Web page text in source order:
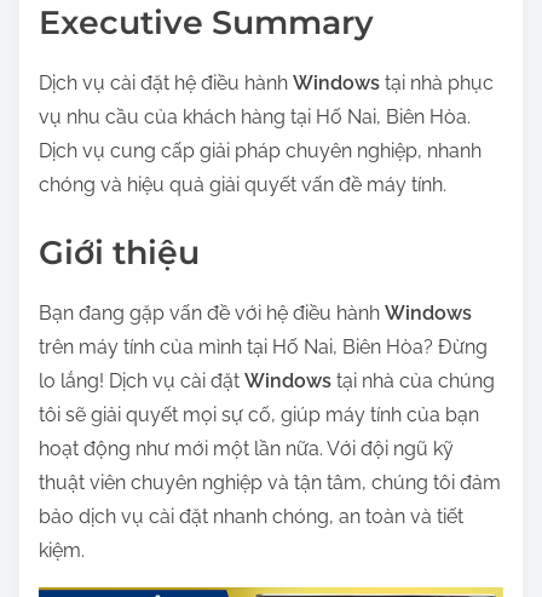
n
Executive Summary
Dịch vụ cài đặt hệ điều hành Windows tại nhà phục
vụ nhu cầu của khách hàng tại Hố Nai, Biên Hòa.
Dịch vụ cung cấp giải pháp chuyên nghiệp, nhanh
chóng và hiệu quả giải quyết vấn đề máy tính.
Giới thiệu
Bạn đang gặp vấn đề với hệ điều hành Windows
trên máy tính của mình tại Hố Nai, Biên Hòa? Đừng
lo lắng! Dịch vụ cài đặt Windows tại nhà của chúng
tôi sẽ giải quyết mọi sự cố, giúp máy tính của bạn
hoạt động như mới một lần nữa. Với đội ngũ kỹ
thuật viên chuyên nghiệp và tận tâm, chúng tôi đảm
bảo dịch vụ cài đặt nhanh chóng, an toàn và tiết
kiệm.